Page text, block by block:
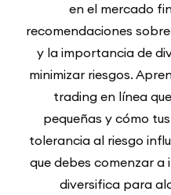
en el mercado
recomendaciones
y la importancia de
minimizar riesgos.
trading en línea
pequeñas y cómo
tolerancia al riesgo
que debes comenzar a
diversifica para